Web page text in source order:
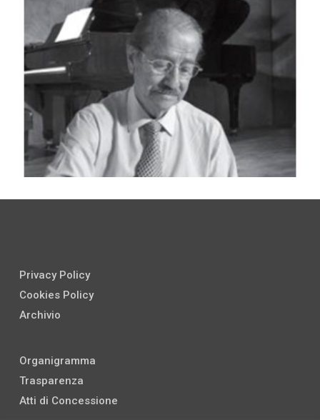
Privacy Policy
Cookies Policy
Archivio
Organigramma
Trasparenza
Atti di Concessione